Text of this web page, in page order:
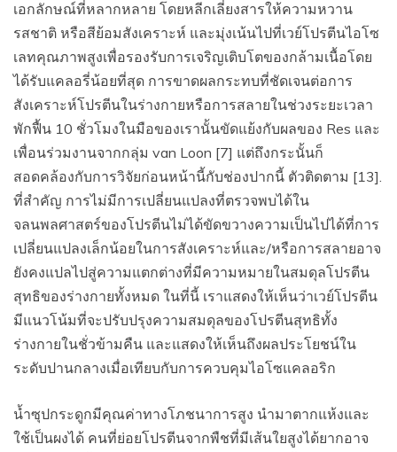
เอกลักษณ์ที่หลากหลาย โดยหลีกเลี่ยงสารให้ความหวาน
รสชาติ หรือสีย้อมสังเคราะห์ และมุ่งเน้นไปที่เวย์โปรตีนไอโซ
เลทคุณภาพสูงเพื่อรองรับการเจริญเติบโตของกล้ามเนื้อโดย
ได้รับแคลอรี่น้อยที่สุด การขาดผลกระทบที่ชัดเจนต่อการ
สังเคราะห์โปรตีนในร่างกายหรือการสลายในช่วงระยะเวลา
พักฟื้น 10 ชั่วโมงในมือของเรานั้นขัดแย้งกับผลของ Res และ
เพื่อนร่วมงานจากกลุ่ม van Loon [7] แต่ถึงกระนั้นก็
สอดคล้องกับการวิจัยก่อนหน้านี้กับช่องปากนี้ ตัวติดตาม [13].
ที่สำคัญ การไม่มีการเปลี่ยนแปลงที่ตรวจพบได้ใน
จลนพลศาสตร์ของโปรตีนไม่ได้ขัดขวางความเป็นไปได้ที่การ
เปลี่ยนแปลงเล็กน้อยในการสังเคราะห์และ/หรือการสลายอาจ
ยังคงแปลไปสู่ความแตกต่างที่มีความหมายในสมดุลโปรตีน
สุทธิของร่างกายทั้งหมด ในที่นี้ เราแสดงให้เห็นว่าเวย์โปรตีน
มีแนวโน้มที่จะปรับปรุงความสมดุลของโปรตีนสุทธิทั้ง
ร่างกายในชั่วข้ามคืน และแสดงให้เห็นถึงผลประโยชน์ใน
ระดับปานกลางเมื่อเทียบกับการควบคุมไอโซแคลอริก
น้ำซุปกระดูกมีคุณค่าทางโภชนาการสูง นำมาตากแห้งและ
ใช้เป็นผงได้ คนที่ย่อยโปรตีนจากพืชที่มีเส้นใยสูงได้ยากอาจ